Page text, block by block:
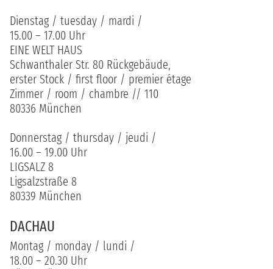
Dienstag / tuesday / mardi /
15.00 – 17.00 Uhr
EINE WELT HAUS
Schwanthaler Str. 80 Rückgebäude,
erster Stock / first floor / premier étage
Zimmer / room / chambre // 110
80336 München
Donnerstag / thursday / jeudi /
16.00 – 19.00 Uhr
LIGSALZ 8
Ligsalzstraße 8
80339 München
DACHAU
Montag / monday / lundi /
18.00 – 20.30 Uhr